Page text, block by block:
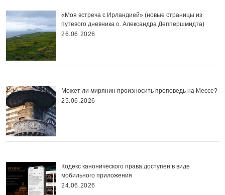
«Моя встреча с Ирландией» (новые страницы из
путевого дневника о. Александра Деппершмидта)
26.06.2026
Может ли мирянин произносить проповедь на Мессе?
25.06.2026
Кодекс канонического права доступен в виде
мобильного приложения
24.06.2026